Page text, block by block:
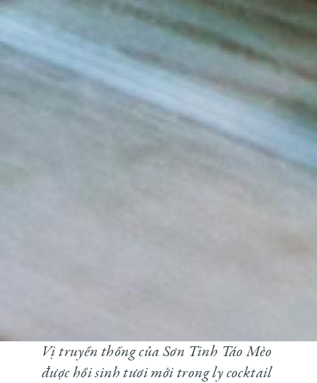
Vị truyền thống của Sơn Tinh Táo Mèo
được hồi sinh tươi mới trong ly cocktail